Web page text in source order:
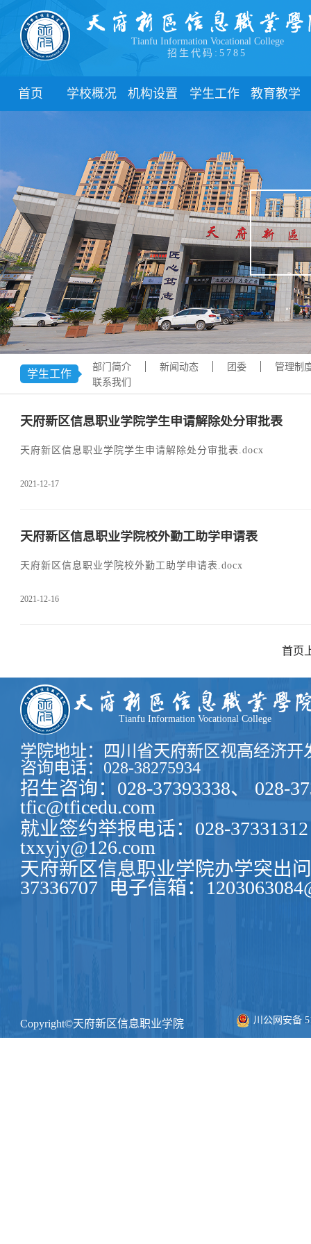
Tianfu Information Vocational College
招生代码:5785
首页 学校概况
学院领导
办学理念
办学特色
校园风貌
机构设置
职能部门
学生工作
新闻动态
团委
管理制度
学生风采
心理健康
学生资助
下载中心
联系我们
教育教学
教学制度
教学通知
教学动态
实践教学
专业建设
课程建设
教学改革
学术交流
下载专区
安全宣传
学生工作
部门简介 新闻动态 团委
管理制
联系我们
天府新区信息职业学院学生申请解除处分审批表
天府新区信息职业学院学生申请解除处分审批表.docx
2021-12-17
天府新区信息职业学院校外勤工助学申请表
天府新区信息职业学院校外勤工助学申请表.docx
2021-12-16
首页
Tianfu Information Vocational College
学院地址：四川省天府新区视高经济开
咨询电话：028-38275934
招生咨询：028-37393338、 028-
tfic@tficedu.com
就业签约举报电话：028-37331312
txxyjy@126.com
天府新区信息职业学院办学突出
37336707
电子信箱：
Copyright©天府新区信息职业学院 川公网安备